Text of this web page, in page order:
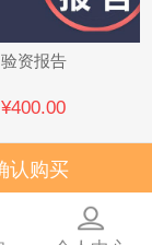
验资报告
¥400.00